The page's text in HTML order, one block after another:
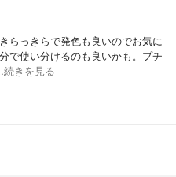
らっきらで発色も良いのでお気に
で使い分けるのも良いかも。プチ
続きを見る